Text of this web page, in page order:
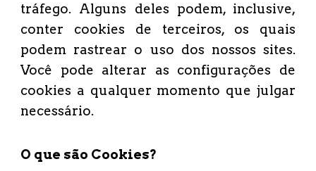
tráfego. Alguns deles podem, inclusive,
conter cookies de terceiros, os quais
podem rastrear o uso dos nossos sites.
Você pode alterar as configurações de
cookies a qualquer momento que julgar
necessário.
O que são Cookies?